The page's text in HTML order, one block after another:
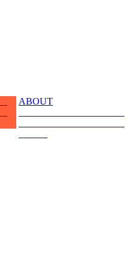
ABOUT